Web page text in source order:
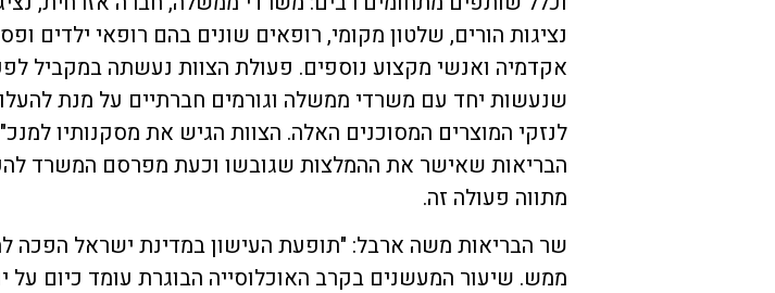
נציגות הורים, שלטון מקומי, רופאים שונים בהם רופאי ילדים
אקדמיה ואנשי מקצוע נוספים. פעולת הצוות נעשתה במקביל
שנעשות יחד עם משרדי ממשלה וגורמים חברתיים על מנת
לנזקי המוצרים המסוכנים האלה. הצוות הגיש את מסקנותיו
הבריאות שאישר את ההמלצות שגובשו וכעת מפרסם המשרד
מתווה פעולה זה.
שר הבריאות משה ארבל: "תופעת העישון במדינת ישראל הפכה